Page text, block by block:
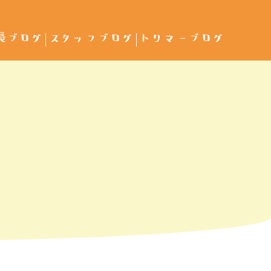
ブログ スタッフブログ トリマーブログ